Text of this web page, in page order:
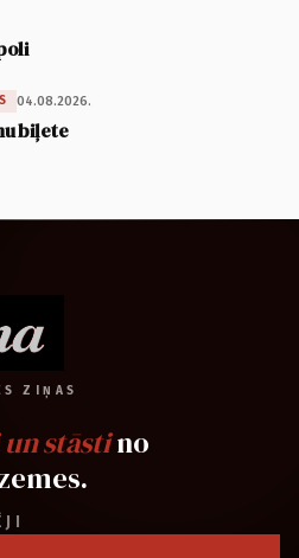
04.08.2026.
biļete
ZIŅAS
stāstino